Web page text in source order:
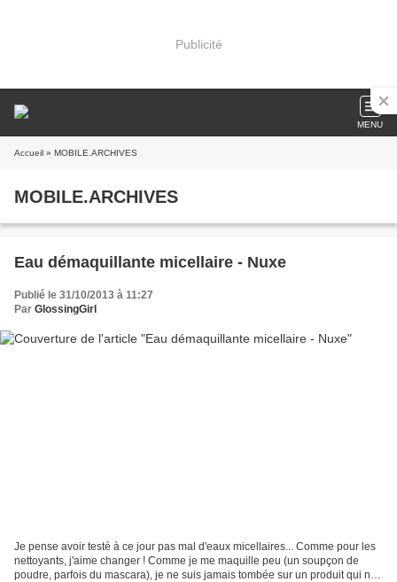
Publicité
MENU
Accueil » MOBILE.ARCHIVES
MOBILE.ARCHIVES
Eau démaquillante micellaire - Nuxe
Publié le 31/10/2013 à 11:27
Par GlossingGirl
Je pense avoir testé à ce jour pas mal d'eaux micellaires... Comme pour les
nettoyants, j'aime changer ! Comme je me maquille peu (un soupçon de
poudre, parfois du mascara), je ne suis jamais tombée sur un produit qui ne